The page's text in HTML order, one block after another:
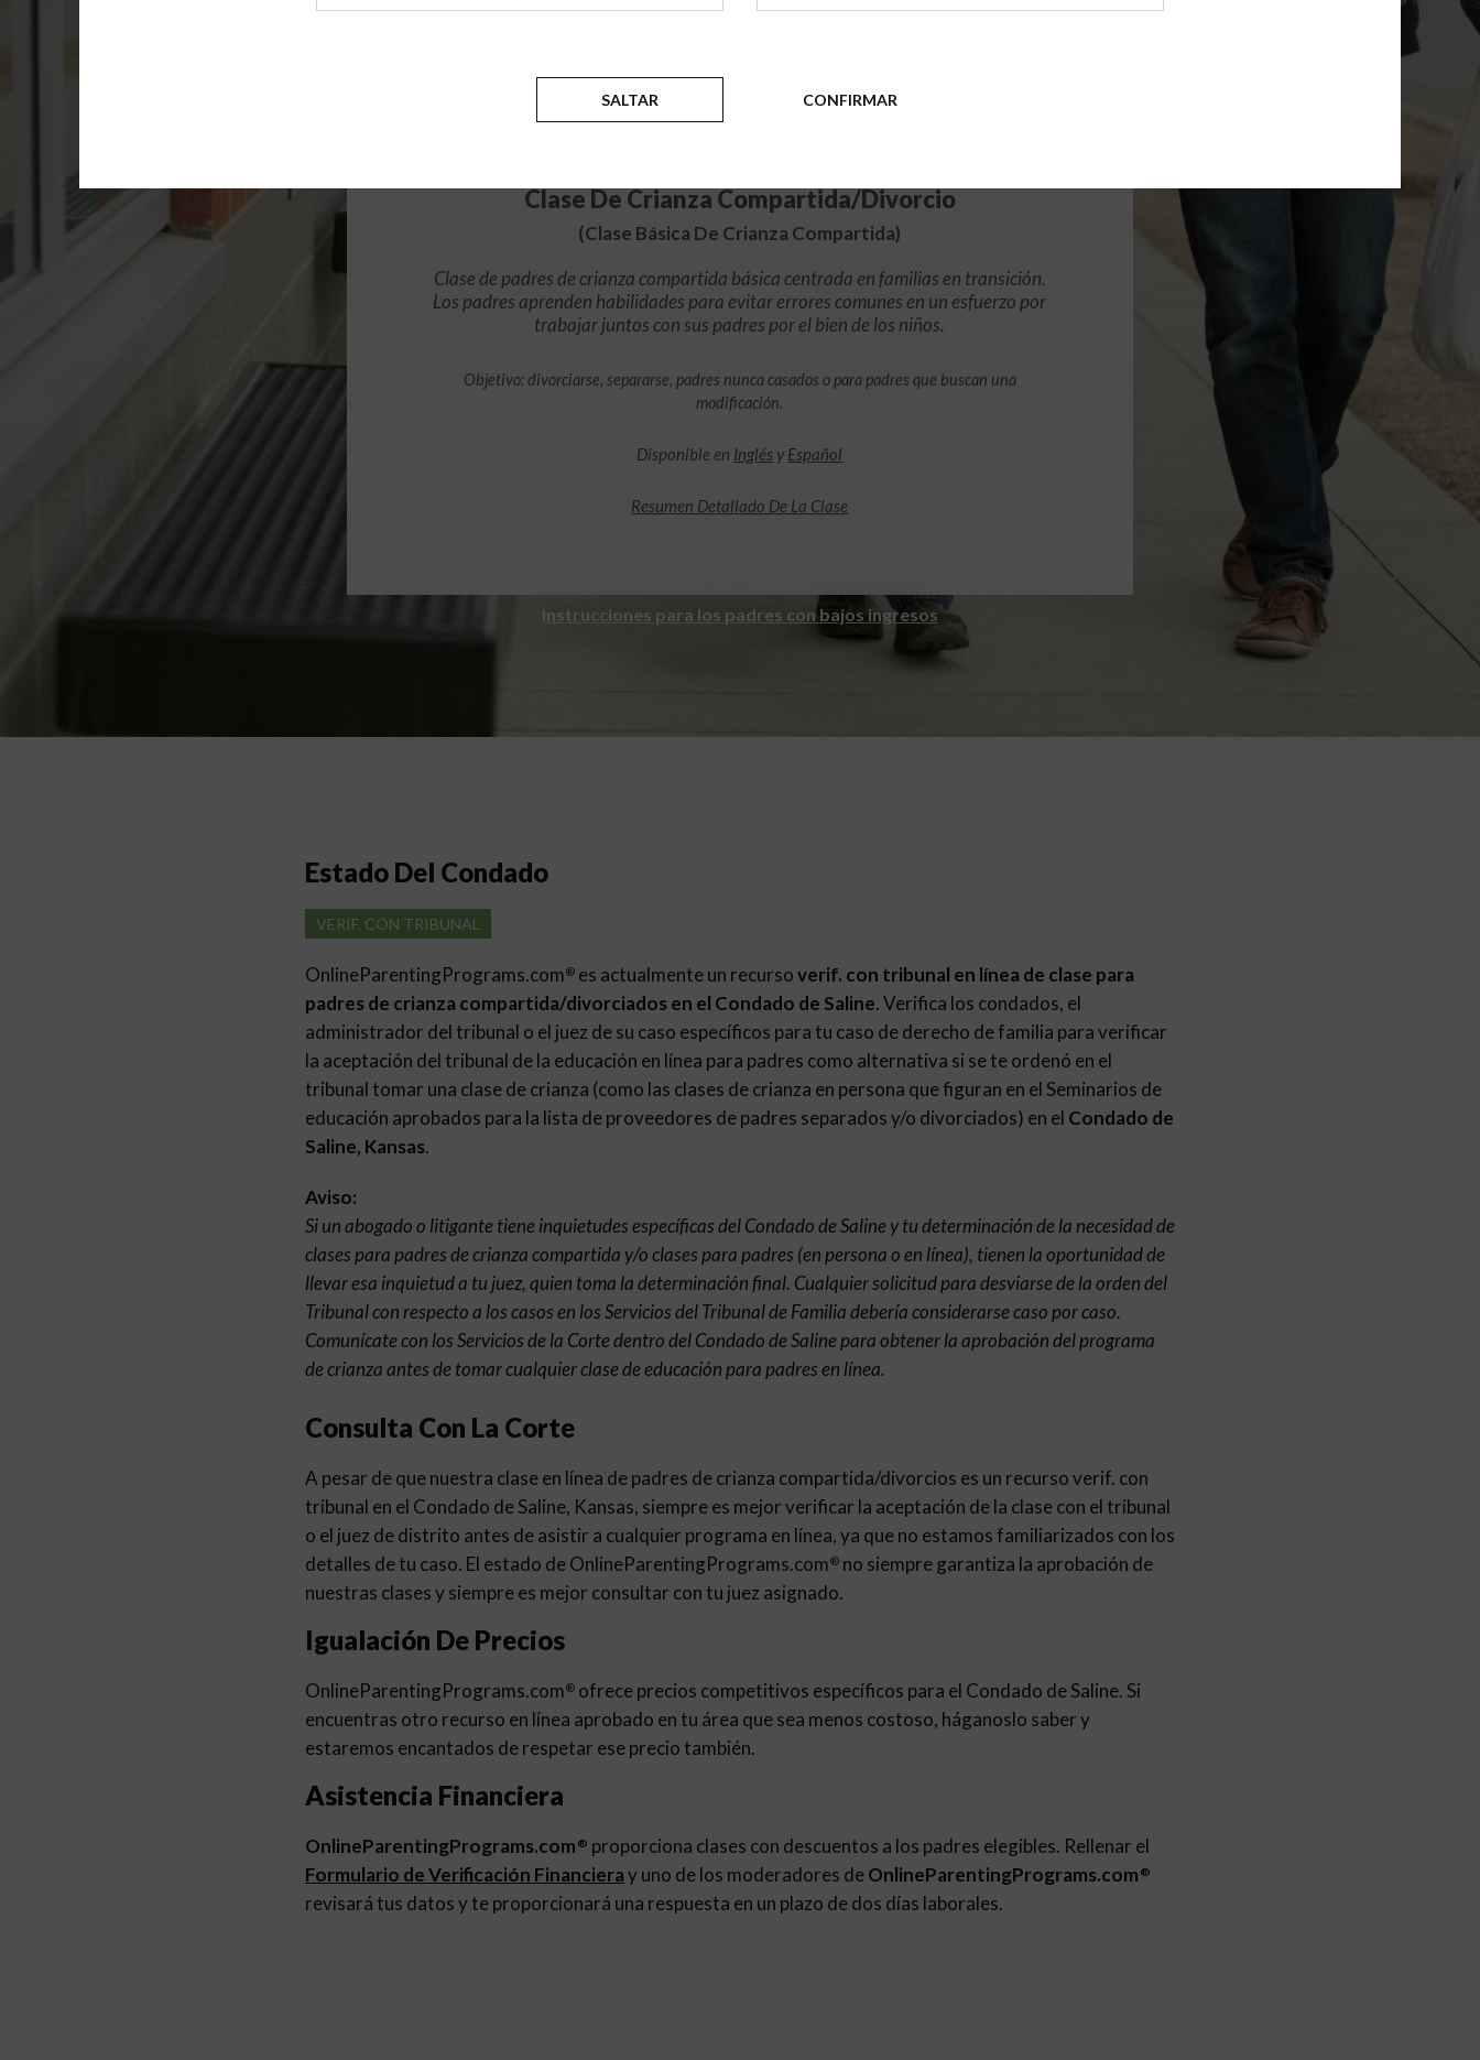
$49.99
Clase De Crianza Compartida/Divorcio
(Clase Básica De Crianza Compartida)
Clase de padres de crianza compartida básica centrada en familias en transición.
Los padres aprenden habilidades para evitar errores comunes en un esfuerzo por
trabajar juntos con sus padres por el bien de los niños.
Objetivo: divorciarse, separarse, padres nunca casados o para padres que buscan una
modificación.
Disponible en Inglés y Español
Resumen Detallado De La Clase
Instrucciones para los padres con bajos ingresos
Estado Del Condado
VERIF. CON TRIBUNAL
OnlineParentingPrograms.com® es actualmente un recursoverif. con tribunal en línea de clase para
padres de crianza compartida/divorciados en el Condado de Saline. Verifica los condados, el
administrador del tribunal o el juez de su caso específicos para tu caso de derecho de familia para verificar
la aceptación del tribunal de la educación en línea para padres como alternativa si se te ordenó en el
tribunal tomar una clase de crianza (como las clases de crianza en persona que figuran en el Seminarios de
educación aprobados para la lista de proveedores de padres separados y/o divorciados) en el Condado de
Saline, Kansas.
Aviso:
Si un abogado o litigante tiene inquietudes específicas del Condado de Saline y tu determinación de la necesidad de
clases para padres de crianza compartida y/o clases para padres (en persona o en línea), tienen la oportunidad de
llevar esa inquietud a tu juez, quien toma la determinación final. Cualquier solicitud para desviarse de la orden del
Tribunal con respecto a los casos en los Servicios del Tribunal de Familia debería considerarse caso por caso.
Comunícate con los Servicios de la Corte dentro del Condado de Saline para obtener la aprobación del programa
de crianza antes de tomar cualquier clase de educación para padres en línea.
Consulta Con La Corte
A pesar de que nuestra clase en línea de padres de crianza compartida/divorcios es un recurso verif. con
tribunal en el Condado de Saline, Kansas, siempre es mejor verificar la aceptación de la clase con el tribunal
o el juez de distrito antes de asistir a cualquier programa en línea, ya que no estamos familiarizados con los
detalles de tu caso. El estado de OnlineParentingPrograms.com® no siempre garantiza la aprobación de
nuestras clases y siempre es mejor consultar con tu juez asignado.
Igualación De Precios
OnlineParentingPrograms.com® ofrece precios competitivos específicos para el Condado de Saline. Si
encuentras otro recurso en línea aprobado en tu área que sea menos costoso, háganoslo saber y
estaremos encantados de respetar ese precio también.
Asistencia Financiera
OnlineParentingPrograms.com ® proporciona clases con descuentos a los padres elegibles. Rellenar el
Formulario de Verificación Financieray uno de los moderadores deOnlineParentingPrograms.com ®
revisará tus datos y te proporcionará una respuesta en un plazo de dos días laborales.
SALTAR CONFIRMAR